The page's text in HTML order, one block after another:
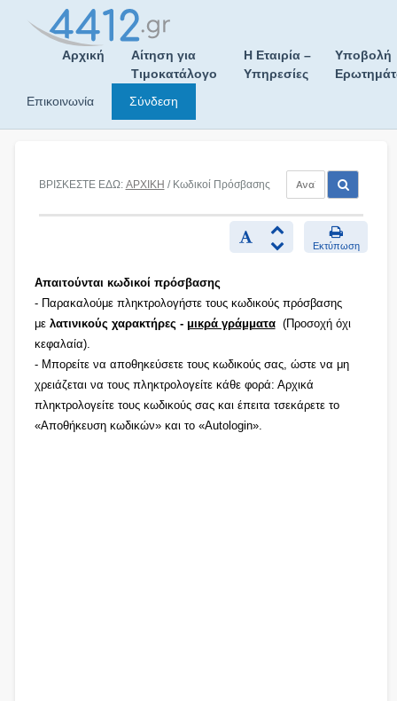
Αρχική
Αίτηση για
Τιμοκατάλογο
Η Εταιρία –
Υπηρεσίες
Υποβολή
Επικοινωνία
Σύνδεση
ΒΡΙΣΚΕΣΤΕ ΕΔΩ: ΑΡΧΙΚΗ / Κωδικοί Πρόσβασης
Εκτύπωση
Απαιτούνται κωδικοί πρόσβασης
- Παρακαλούμε πληκτρολογήστε τους κωδικούς πρόσβασης
με λατινικούς χαρακτήρες - μικρά γράμματα(Προσοχή όχι
κεφαλαία).
- Μπορείτε να αποθηκεύσετε τους κωδικούς σας, ώστε να μη
χρειάζεται να τους πληκτρολογείτε κάθε φορά: Αρχικά
πληκτρολογείτε τους κωδικούς σας και έπειτα τσεκάρετε το
«Αποθήκευση κωδικών» και το «Autologin».